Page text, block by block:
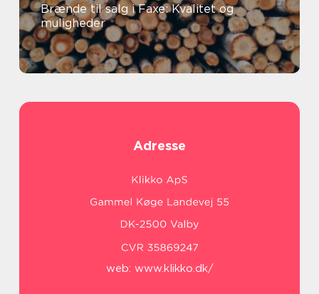
Brænde til salg i Faxe: Kvalitet og
muligheder
Adresse
web: www.klikko.dk/